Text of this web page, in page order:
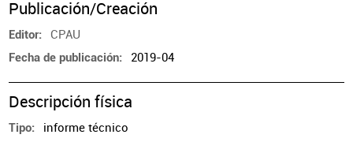
Publicación/Creación
Editor CPAU
Fecha de publicación 2019-04
Descripción física
Tipo informe técnico